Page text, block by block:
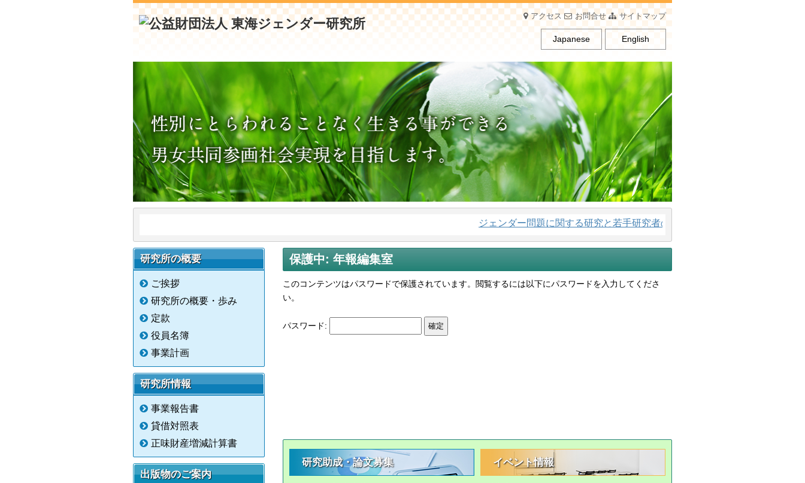
アクセス お問合せ サイトマップ
English
Japanese
ジェンダー問題に関する研究と若手研究者の育成、男女平等意識の普及を行
保護中: 年報編集室
このコンテンツはパスワードで保護されています。閲覧するには以下にパスワードを入力してくださ
い。
パスワード:
研究助成・論文募集 イベント情報
研究所の概要
ご挨拶
研究所の概要・歩み
定款
役員名簿
事業計画
研究所情報
事業報告書
貸借対照表
正味財産増減計算書
出版物のご案内